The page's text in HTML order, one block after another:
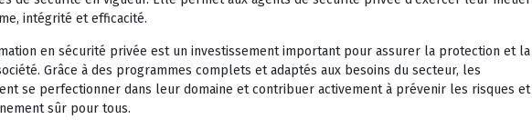
intégrité et efficacité.
en sécurité privée est un investissement important pour assurer la protection et la
Grâce à des programmes complets et adaptés aux besoins du secteur, les
se perfectionner dans leur domaine et contribuer activement à prévenir les risques et
sûr pour tous.